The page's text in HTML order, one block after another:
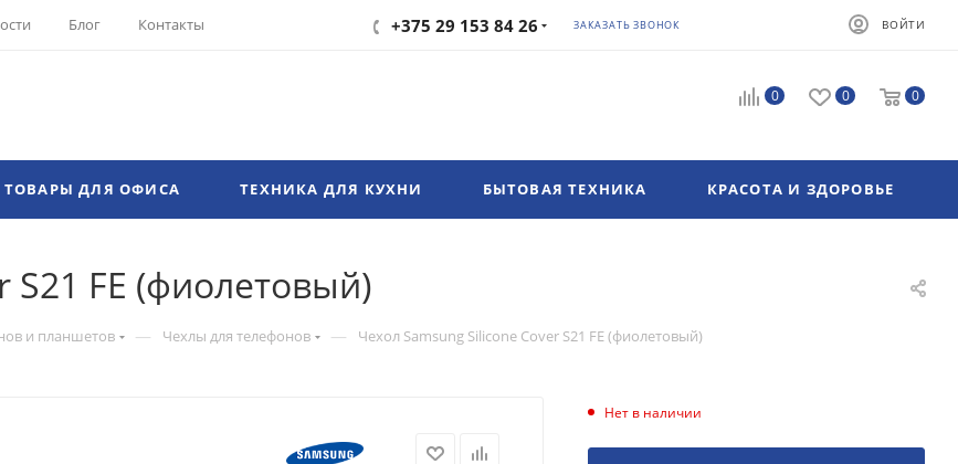
Блог Контакты +375 29 153 84 26 ЗАКАЗАТЬ ЗВОНОК ВОЙТИ
0 0 0
ТОВАРЫ ДЛЯ ОФИСА ТЕХНИКА ДЛЯ КУХНИ БЫТОВАЯ ТЕХНИКА КРАСОТА И ЗДОРОВЬЕ
S21 FE (фиолетовый)
и планшетов — Чехлы для телефонов — Чехол Samsung Silicone Cover S21 FE (фиолетовый)
Нет в наличии